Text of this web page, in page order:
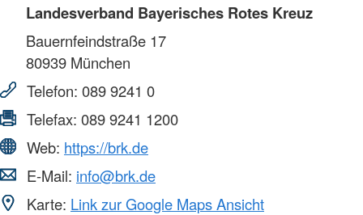
Landesverband Bayerisches Rotes Kreuz
Bauernfeindstraße 17
80939 München
Telefon: 089 9241 0
Telefax: 089 9241 1200
Web: https://brk.de
E-Mail: info@brk.de
Karte: Link zur Google Maps Ansicht